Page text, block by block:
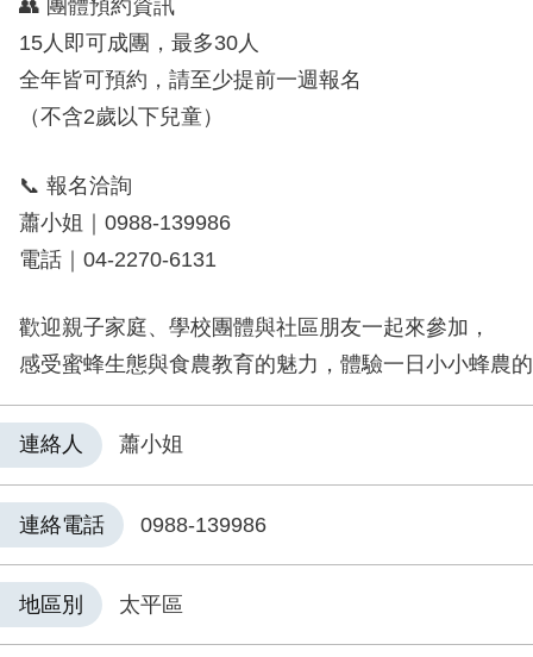
👥 團體預約資訊
15人即可成團，最多30人
全年皆可預約，請至少提前一週報名
（不含2歲以下兒童）
📞 報名洽詢
蕭小姐｜ 0988-139986
電話｜ 04-2270-6131
歡迎親子家庭、學校團體與社區朋友一起來參加，
感受蜜蜂生態與食農教育的魅力，體驗一日小小蜂農
連絡人 蕭小姐
連絡電話 0988-139986
地區別 太平區